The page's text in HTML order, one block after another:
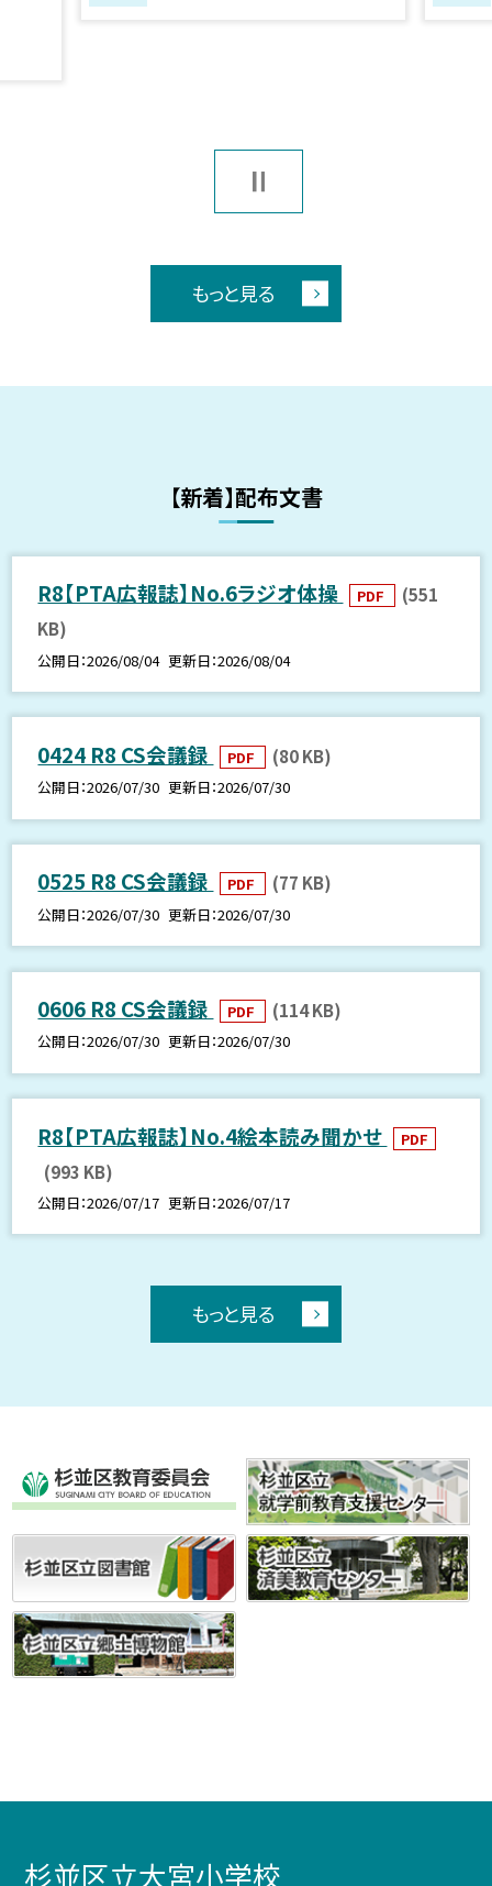
もっと見る
【新着】配布文書
R8【PTA広報誌】No.6ラジオ体操 PDF
(551
KB)
公開日 2026/08/04 更新日 2026/08/04
0424 R8 CS会議録 PDF (80 KB)
公開日 2026/07/30 更新日 2026/07/30
0525 R8 CS会議録 PDF (77 KB)
公開日 2026/07/30 更新日 2026/07/30
0606 R8 CS会議録 PDF (114 KB)
公開日 2026/07/30 更新日 2026/07/30
R8【PTA広報誌】No.4絵本読み聞かせ PDF
(993 KB)
公開日 2026/07/17 更新日 2026/07/17
もっと見る
杉並区立大宮小学校